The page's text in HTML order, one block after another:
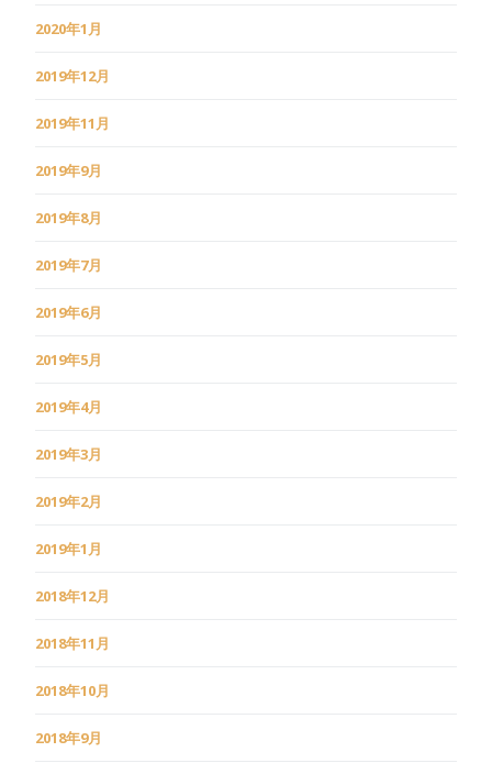
2020年1月
2019年12月
2019年11月
2019年9月
2019年8月
2019年7月
2019年6月
2019年5月
2019年4月
2019年3月
2019年2月
2019年1月
2018年12月
2018年11月
2018年10月
2018年9月